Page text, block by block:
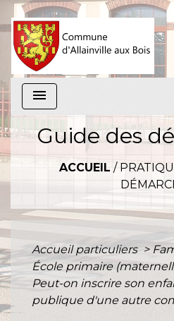
menu
Guide des
ACCUEIL /
Accueil particuliers >
École primaire
Peut-on inscrire son
publique d'une autre